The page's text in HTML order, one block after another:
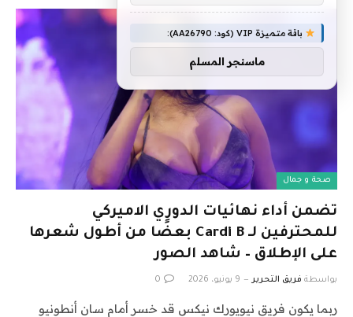
صحة و جمال
تضمن أداء نهائيات الدوري الاميركي
للمحترفين لـ Cardi B بعضًا من أطول شعرها
على الإطلاق – شاهد الصور
بواسطة فريق التحرير 9 يونيو، 2026 0
ربما يكون فريق نيويورك نيكس قد خسر أمام سان أنطونيو
باقة متميزة VIP (كود: AA26790):
ماسنجر المسلم